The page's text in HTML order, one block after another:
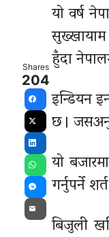
यो वर्ष
हुँदा
इन्डियन
छ ।
यो
गर्नुपर्ने
बिजुली
Shares
204
Facebook
X
LinkedIn
WhatsApp
Messenger
Email